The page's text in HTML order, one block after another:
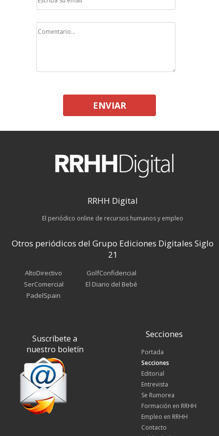
ENVIAR
RRHH Digital
El periódico online de recursos humanos y empleo
Otros periódicos del Grupo Ediciones Digitales Siglo
21
AltoDirectivo
SerComercial
PadelSpain
GolfConfidencial
El Diario del Bebé
Suscríbete a
nuestro boletín
Secciones
Portada
Secciones
Editorial
Entrevista
Se Rumorea
Formación en RRHH
Empleo en RRHH
Contacto